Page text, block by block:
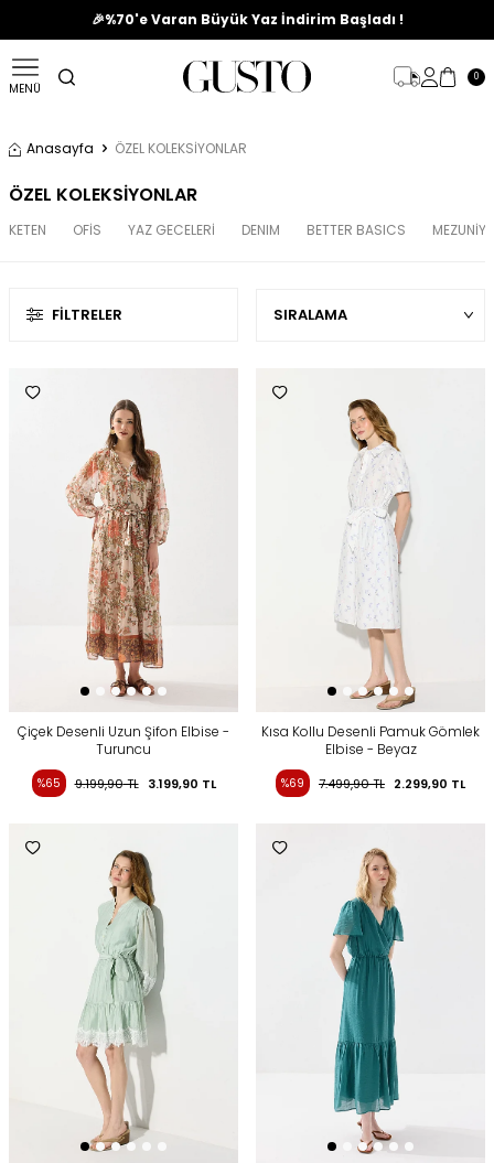
🎉%70'e Varan Büyük Yaz İndirim Başladı !
MENÜ
0
Anasayfa ÖZEL KOLEKSİYONLAR
ÖZEL KOLEKSİYONLAR
KETEN OFİS YAZ GECELERİ DENIM BETTER BASICS
FILTRELER
Çiçek Desenli Uzun Şifon Elbise -
Turuncu
%65 9.199,90TL 3.199,90 TL
Kısa Kollu Desenli Pamuk Gömlek
Elbise - Beyaz
%69 7.499,90TL 2.299,90 TL